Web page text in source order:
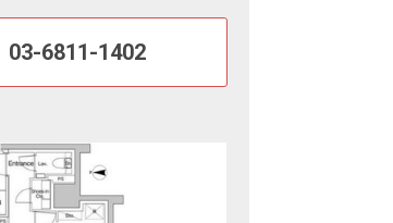
03-6811-1402